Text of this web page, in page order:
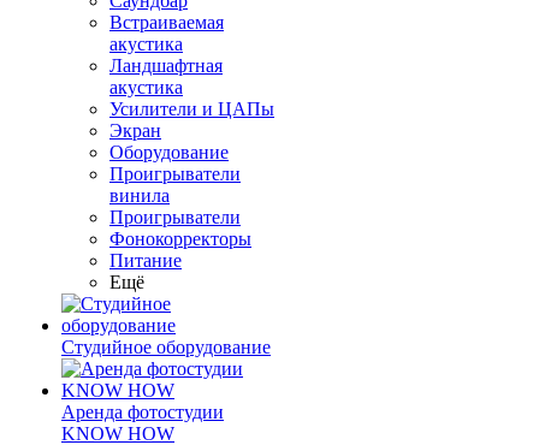
Встраиваемая
акустика
Ландшафтная
акустика
Усилители и ЦАПы
Экран
Оборудование
Проигрыватели
винила
Проигрыватели
Фонокорректоры
Питание
Ещё
Студийное оборудование
Аренда фотостудии
KNOW HOW